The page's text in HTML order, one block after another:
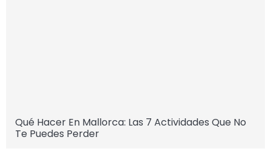
Qué Hacer En Mallorca: Las 7 Actividades Que No
Te Puedes Perder